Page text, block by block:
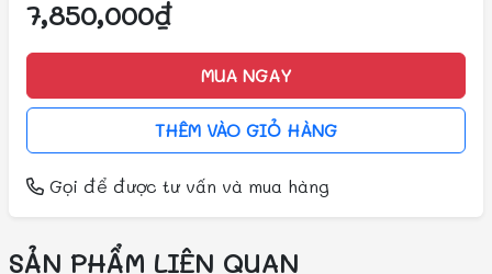
7,850,000₫
MUA NGAY
THÊM VÀO GIỎ HÀNG
Gọi để được tư vấn và mua hàng
SẢN PHẨM LIÊN QUAN